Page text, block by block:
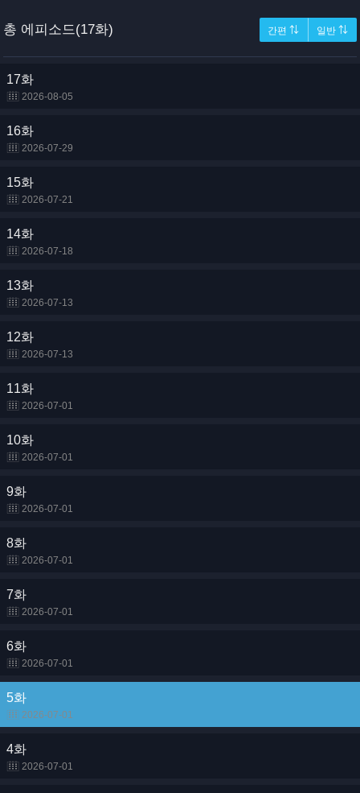
총 에피소드(17화) 간편 ⇅ 일반 ⇅
17화
2026-08-05
16화
2026-07-29
15화
2026-07-21
14화
2026-07-18
13화
2026-07-13
12화
2026-07-13
11화
2026-07-01
10화
2026-07-01
9화
2026-07-01
8화
2026-07-01
7화
2026-07-01
6화
2026-07-01
5화
2026-07-01
4화
2026-07-01